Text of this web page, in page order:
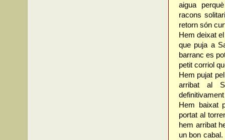
aigua
racons
retorn són
Hem deixat
que puja a
barranc es
petit corriol
Hem pujat
arribat al
Hem baixat
portat al
hem arribat
un bon